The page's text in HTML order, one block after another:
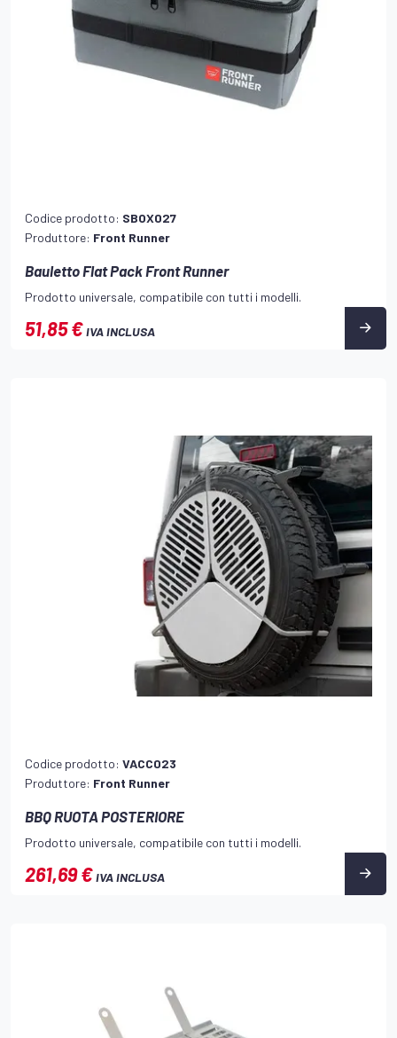
Codice prodotto: SBOX027
Produttore: Front Runner
Bauletto Flat Pack Front Runner
Prodotto universale, compatibile con tutti i modelli.
51,85 €IVA INCLUSA
Codice prodotto: VACC023
Produttore: Front Runner
BBQ RUOTA POSTERIORE
Prodotto universale, compatibile con tutti i modelli.
261,69 €IVA INCLUSA